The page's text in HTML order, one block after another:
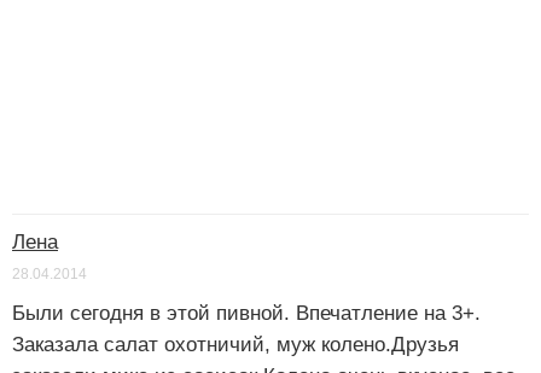
Лена
28.04.2014
Были сегодня в этой пивной. Впечатление на 3+.
Заказала салат охотничий, муж колено.Друзья